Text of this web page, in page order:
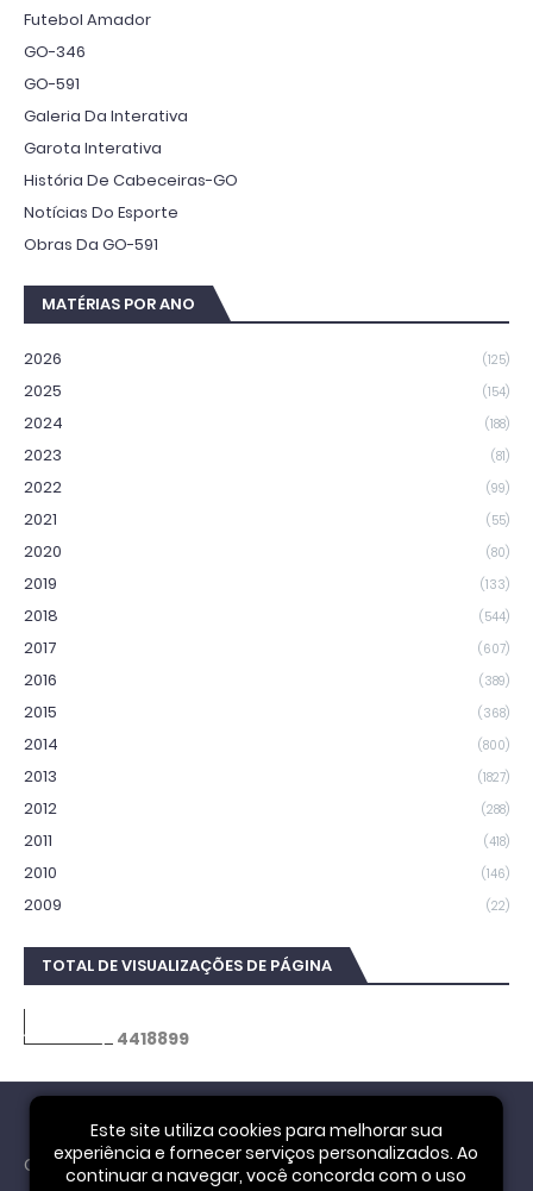
Futebol Amador
GO-346
GO-591
Galeria Da Interativa
Garota Interativa
História De Cabeceiras-GO
Notícias Do Esporte
Obras Da GO-591
MATÉRIAS POR ANO
2026 (125)
2025 (154)
2024 (188)
2023 (81)
2022 (99)
2021 (55)
2020 (80)
2019 (133)
2018 (544)
2017 (607)
2016 (389)
2015 (368)
2014 (800)
2013 (1827)
2012 (288)
2011 (418)
2010 (146)
2009 (22)
TOTAL DE VISUALIZAÇÕES DE PÁGINA
4418899
Cookie Notice
Este site utiliza cookies para melhorar sua
experiência e fornecer serviços personalizados. Ao
continuar a navegar, você concorda com o uso